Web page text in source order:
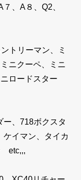
、A８、Q2、
トリーマン、ミ
ニクーペ、ミニ
ニロードスター
ー、718ボクスタ
ケイマン、タイカ
etc,,,